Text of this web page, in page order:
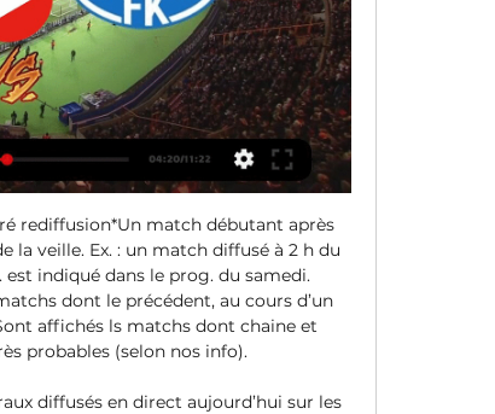
rediffusion*Un match débutant après
la veille. Ex. : un match diffusé à 2 h du
indiqué dans le prog. du samedi.
dont le précédent, au cours d’un
affichés ls matchs dont chaine et
probables (selon nos info).
diffusés en direct aujourd’hui sur les